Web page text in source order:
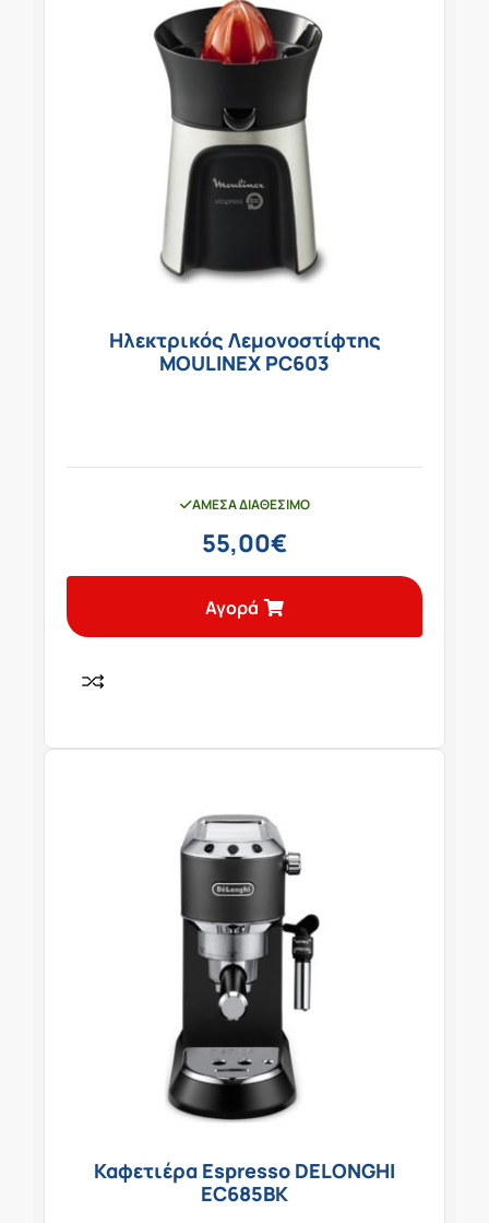
Ηλεκτρικός Λεμονοστίφτης
MOULINEX PC603
ΆΜΕΣΑ ΔΙΑΘΈΣΙΜΟ
55,00€
Αγορά
Καφετιέρα Espresso DELONGHI
EC685BK